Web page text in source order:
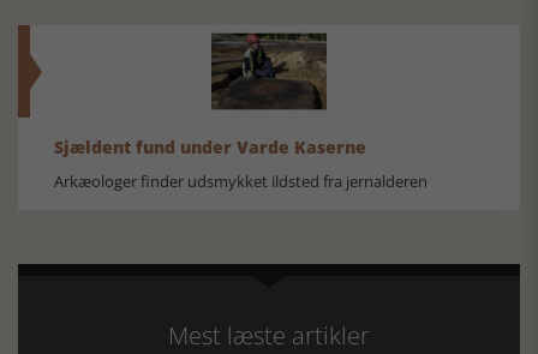
Sjældent fund under Varde Kaserne
Arkæologer finder udsmykket ildsted fra jernalderen
Mest læste artikler